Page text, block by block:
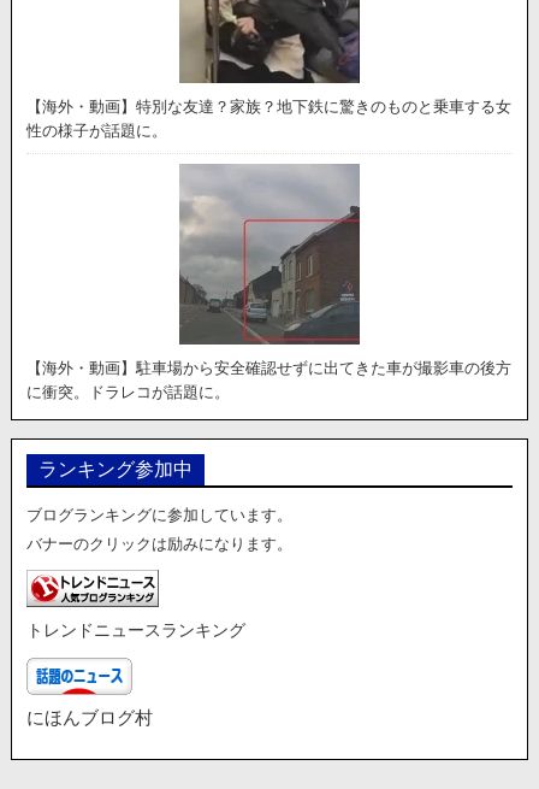
【海外・動画】特別な友達？家族？地下鉄に驚きのものと乗車する女
性の様子が話題に。
【海外・動画】駐車場から安全確認せずに出てきた車が撮影車の後方
に衝突。ドラレコが話題に。
ランキング参加中
ブログランキングに参加しています。
バナーのクリックは励みになります。
トレンドニュースランキング
にほんブログ村